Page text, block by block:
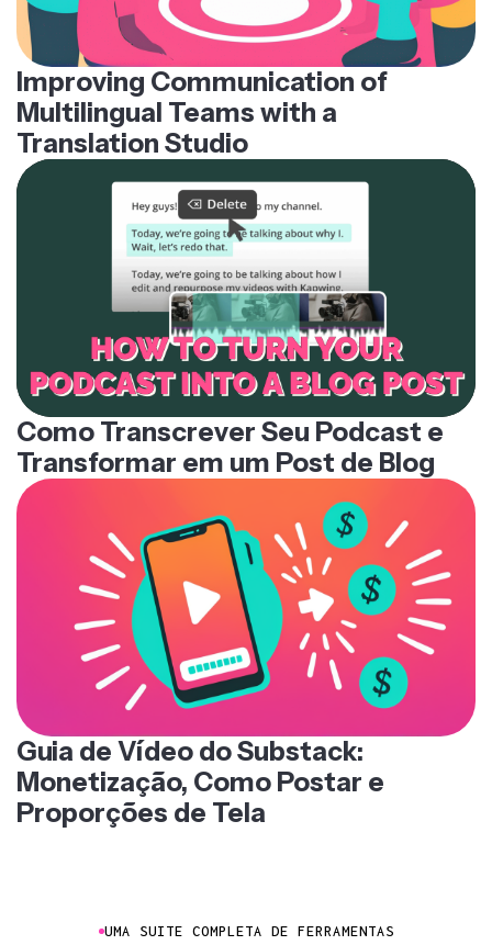
Improving Communication of
Multilingual Teams with a
Translation Studio
Como Transcrever Seu Podcast e
Transformar em um Post de Blog
Guia de Vídeo do Substack:
Monetização, Como Postar e
Proporções de Tela
UMA SUITE COMPLETA DE FERRAMENTAS